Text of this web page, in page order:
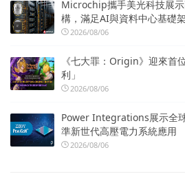
Microchip攜手美光科技展
構，滿足AI與資料中心基礎
2026/08/06
《七大罪：Origin》迎來首
利」
2026/08/06
Power Integrations展示全
準新世代高壓電力系統應用
2026/08/06